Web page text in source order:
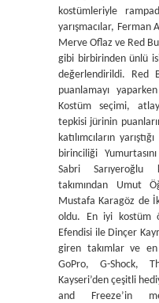
kostümleriyle
yarışmacılar, Ferman
Merve Oflaz ve Red
gibi birbirinden ünlü
değerlendirildi. Red
puanlamayı
Kostüm seçimi,
tepkisi jürinin
katılımcıların
birinciliği
Sabri Sarıyeroğlu
takımından Umut
Mustafa Karagöz de
oldu. En iyi kostüm
Efendisi ile Dinçer
giren takımlar ve
GoPro, G-Shock,
Kayseri’den çeşitli
and Freeze’in